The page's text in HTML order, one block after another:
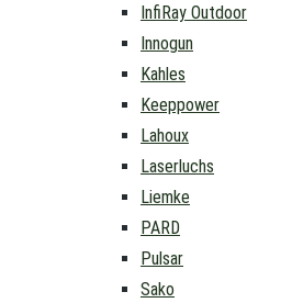
InfiRay Outdoor
Innogun
Kahles
Keeppower
Lahoux
Laserluchs
Liemke
PARD
Pulsar
Sako